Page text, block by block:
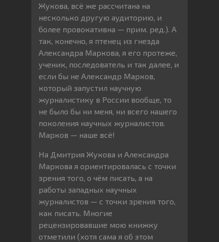
Жукова, всё же рассчитана на
несколько другую аудиторию, и
более провокативна — прим. ред.). А
так, конечно, я птенец из гнезда
Александра Маркова, я его протеже,
ученик, последователь и так далее, и
если бы не Александр Марков,
который запустил научную
журналистику в России вообще, то
не было бы ни меня, ни всего нашего
поколения научных журналистов.
Марков — наше всё!
На Дмитрия Жукова и Александра
Маркова я ориентировалась с точки
зрения того, о чём писать, а на
работы западных научных
журналистов — с точки зрения того,
как писать. Многие
рецензировавшие мою книжку
отметили (хотя сама я об этом